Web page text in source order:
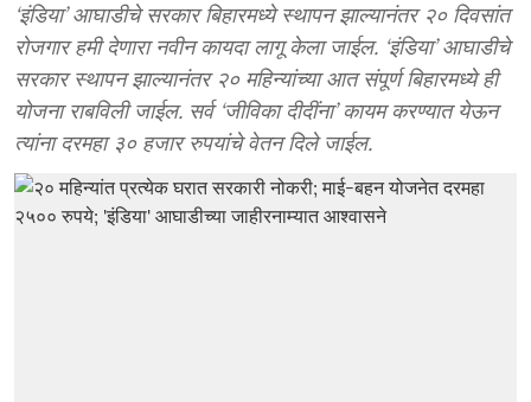
‘इंडिया’ आघाडीचे सरकार बिहारमध्ये स्थापन झाल्यानंतर २० दिवसांत
रोजगार हमी देणारा नवीन कायदा लागू केला जाईल. ‘इंडिया’ आघाडीचे
सरकार स्थापन झाल्यानंतर २० महिन्यांच्या आत संपूर्ण बिहारमध्ये ही
योजना राबविली जाईल. सर्व ‘जीविका दीदींना’ कायम करण्यात येऊन
त्यांना दरमहा ३० हजार रुपयांचे वेतन दिले जाईल.